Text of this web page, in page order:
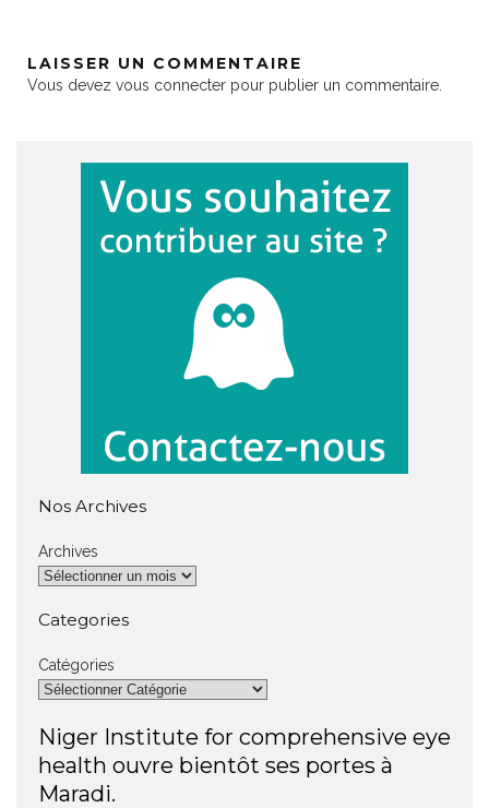
LAISSER UN COMMENTAIRE
Vous devez vous connecter pour publier un commentaire.
Nos Archives
Archives
Categories
Catégories
Niger Institute for comprehensive eye
health ouvre bientôt ses portes à
Maradi.